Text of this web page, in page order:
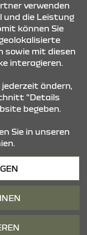
verwenden
und die Leistung
können Sie
sowie mit diesen
interagieren.
ändern,
"Details
begeben.
Sie in unseren